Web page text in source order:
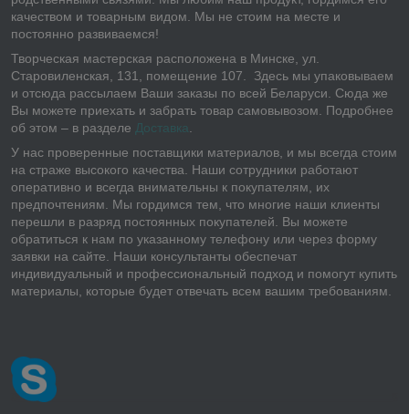
качеством и товарным видом. Мы не стоим на месте и
постоянно развиваемся!
Творческая мастерская расположена в Минске, ул.
Старовиленская, 131, помещение 107. Здесь мы упаковываем
и отсюда рассылаем Ваши заказы по всей Беларуси. Сюда же
Вы можете приехать и забрать товар самовывозом. Подробнее
об этом – в разделе Доставка
У нас проверенные поставщики материалов, и мы всегда стоим
на страже высокого качества. Наши сотрудники работают
оперативно и всегда внимательны к покупателям, их
предпочтениям. Мы гордимся тем, что многие наши клиенты
перешли в разряд постоянных покупателей. Вы можете
обратиться к нам по указанному телефону или через форму
заявки на сайте. Наши консультанты обеспечат
индивидуальный и профессиональный подход и помогут купить
материалы, которые будет отвечать всем вашим требованиям.